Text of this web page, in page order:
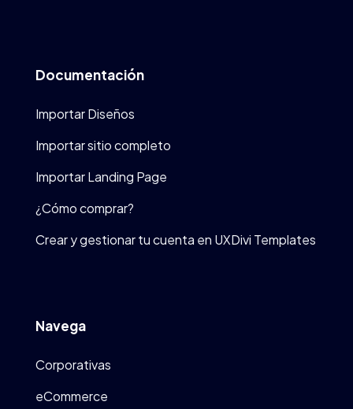
Documentación
Importar Diseños
Importar sitio completo
Importar Landing Page
¿Cómo comprar?
Crear y gestionar tu cuenta en UXDivi Templates
Navega
Corporativas
eCommerce